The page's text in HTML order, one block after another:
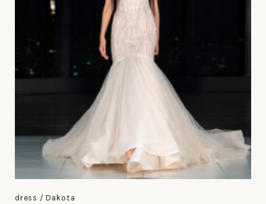
dress / Dakota